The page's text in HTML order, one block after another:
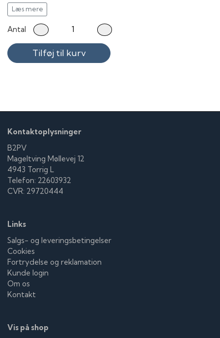
da Daniel opdager, at Terry og Mike samarbejder med Mr.
Miyagis gamle ærkefjende Kreese med en udspekuleret
plan om hævn, indser han, at han har afvist den eneste
person, der kan hjælpe ham.
Læs mere
Antal
Tilføj til kurv
Kontaktoplysninger
B2PV
Mageltving Møllevej 12
4943 Torrig L
Telefon: 22603932
CVR: 29720444
Links
Salgs- og leveringsbetingelser
Cookies
Fortrydelse og reklamation
Kunde login
Om os
Kontakt
Vis på shop